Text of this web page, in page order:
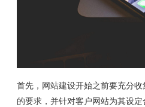
首先，网站建设开始之前要充分
的要求，并针对客户网站为其设定